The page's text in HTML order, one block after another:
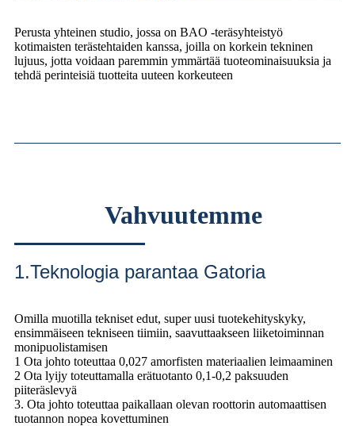
Perusta yhteinen studio, jossa on BAO -teräsyhteistyö
kotimaisten terästehtaiden kanssa, joilla on korkein tekninen
lujuus, jotta voidaan paremmin ymmärtää tuoteominaisuuksia ja
tehdä perinteisiä tuotteita uuteen korkeuteen
Vahvuutemme
1.Teknologia parantaa Gatoria
Omilla muotilla tekniset edut, super uusi tuotekehityskyky,
ensimmäiseen tekniseen tiimiin, saavuttaakseen liiketoiminnan
monipuolistamisen
1 Ota johto toteuttaa 0,027 amorfisten materiaalien leimaaminen
2 Ota lyijy toteuttamalla erätuotanto 0,1-0,2 paksuuden
piiteräslevyä
3. Ota johto toteuttaa paikallaan olevan roottorin automaattisen
tuotannon nopea kovettuminen